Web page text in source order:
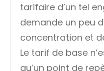
tarifaire d’un tel
demande un peu
concentration et
Le tarif de base
qu’un point de